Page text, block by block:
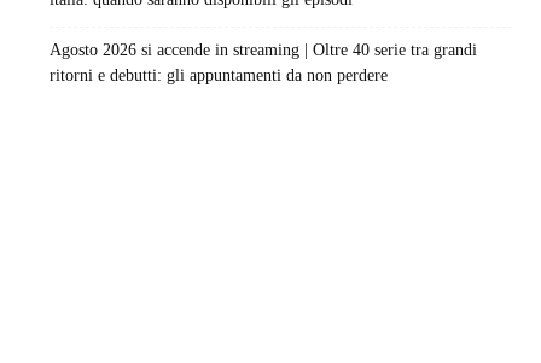
Agosto 2026 si accende in streaming | Oltre 40 serie tra grandi
ritorni e debutti: gli appuntamenti da non perdere